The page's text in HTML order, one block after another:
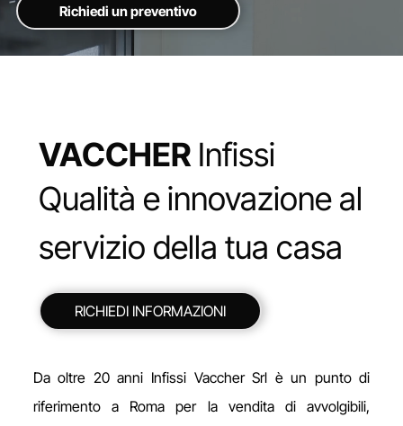
Richiedi un preventivo
VACCHER Infissi
Qualità e innovazione al
servizio della tua casa
RICHIEDI INFORMAZIONI
Da oltre 20 anni Infissi Vaccher Srl è un punto di
riferimento a Roma per la vendita di avvolgibili,